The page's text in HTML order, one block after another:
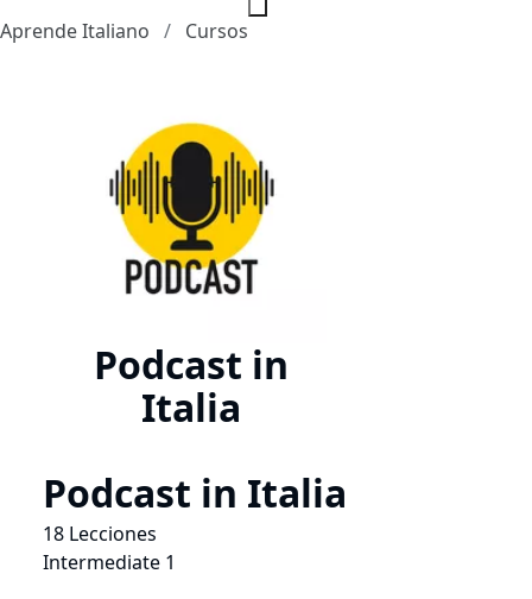
Aprende Italiano Cursos
Podcast in
Italia
Podcast in Italia
18 Lecciones
Intermediate 1